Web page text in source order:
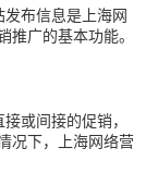
布信息是上海网
广的基本功能。
或间接的促销，
况下，上海网络营